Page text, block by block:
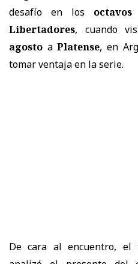
desafío en los
Libertadores, cuando
agosto aPlatense, en
tomar ventaja en la serie.
De cara al encuentro, el